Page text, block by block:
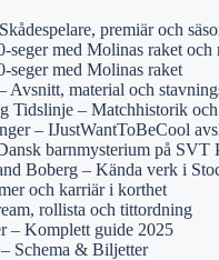
premiär och
med Molinas raket och
seger med Molinas raket
Avsnitt, material och
Tidslinje – Matchhistorik
– IJustWantToBeCool
barnmysterium på SVT
Boberg – Kända verk i
och karriär i korthet
rollista och tittordning
– Komplett guide 2025
Schema & Biljetter